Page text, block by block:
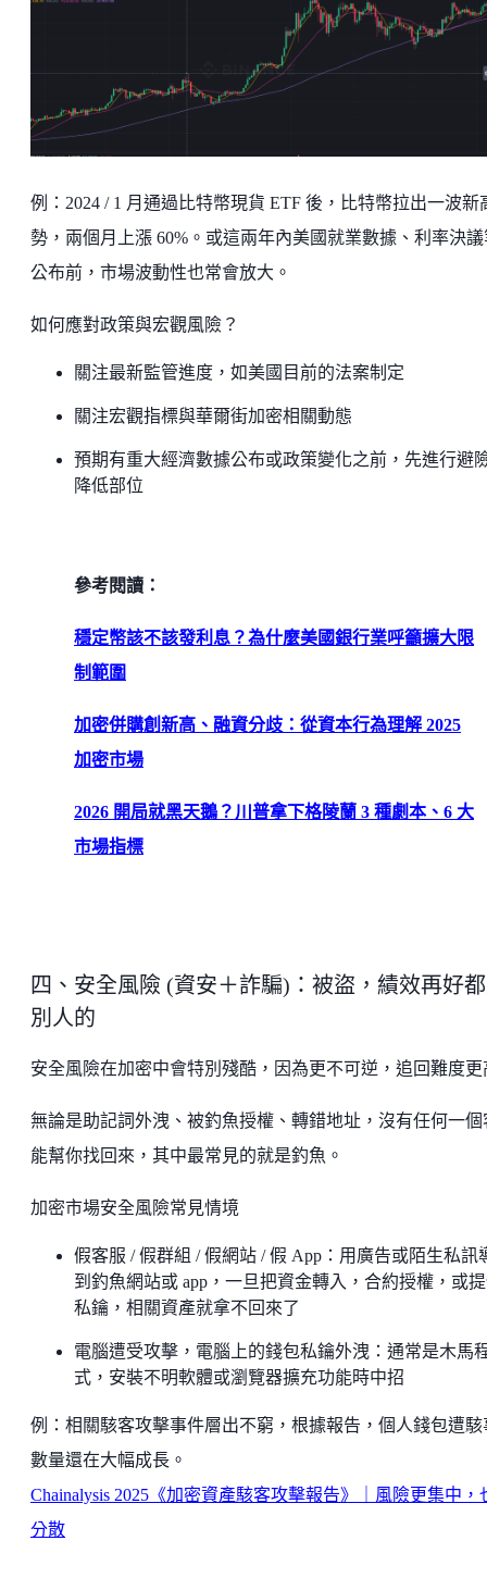
例：2024 / 1 月通過比特幣現貨 ETF 後，比特幣拉出一波新
勢，兩個月上漲 60%。或這兩年內美國就業數據、利率決議
公布前，市場波動性也常會放大。
如何應對政策與宏觀風險？
關注最新監管進度，如美國目前的法案制定
關注宏觀指標與華爾街加密相關動態
預期有重大經濟數據公布或政策變化之前，先進行避
降低部位
參考閱讀：
穩定幣該不該發利息？為什麼美國銀行業呼籲擴大限
制範圍
加密併購創新高、融資分歧：從資本行為理解 2025
加密市場
2026 開局就黑天鵝？川普拿下格陵蘭 3 種劇本、6 大
市場指標
四、安全風險 (資安＋詐騙)：被盜，績效再好
別人的
安全風險在加密中會特別殘酷，因為更不可逆，追回難度更
無論是助記詞外洩、被釣魚授權、轉錯地址，沒有任何一個
能幫你找回來，其中最常見的就是釣魚。
加密市場安全風險常見情境
假客服 / 假群組 / 假網站 / 假 App：用廣告或陌生私訊
到釣魚網站或 app，一旦把資金轉入，合約授權，或
私鑰，相關資產就拿不回來了
電腦遭受攻擊，電腦上的錢包私鑰外洩：通常是木馬
式，安裝不明軟體或瀏覽器擴充功能時中招
例：相關駭客攻擊事件層出不窮，根據報告，個人錢包遭駭
數量還在大幅成長。
Chainalysis 2025《加密資產駭客攻擊報告》｜風險更集中，
分散